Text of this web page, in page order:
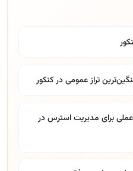
تراز عمومی در کنکور
برای مدیریت استرس در